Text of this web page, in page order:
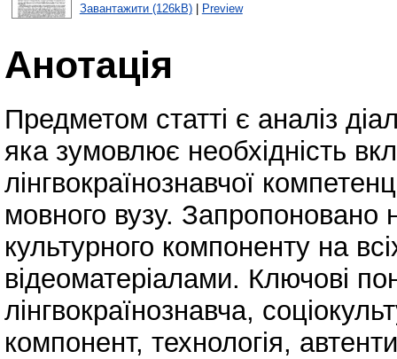
Завантажити (126kB)| Preview
Анотація
Предметом статті є аналіз
яка зумовлює необхідність
лінгвокраїнознавчої
мовного вузу. Запропоновано
культурного компоненту на
відеоматеріалами. Ключові
лінгвокраїнознавча,
компонент, технологія,